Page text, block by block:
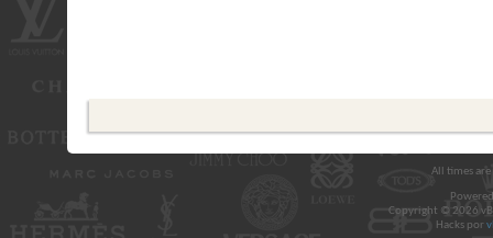
All times
Copyright © 2026
Hacks por